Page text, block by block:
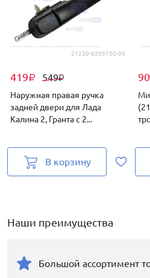
21230-6205150-00
419₽ 549₽
Наружная правая ручка
задней двери для Лада
Калина 2, Гранта с 2...
В корзину
Наши преимущества
Большой ассортимент